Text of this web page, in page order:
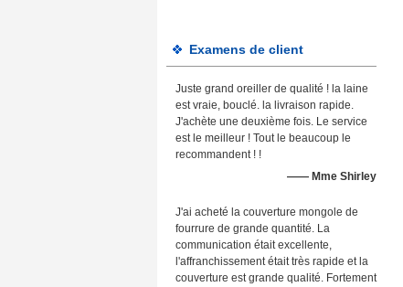
Examens de client
Juste grand oreiller de qualité ! la laine
est vraie, bouclé. la livraison rapide.
J'achète une deuxième fois. Le service
est le meilleur ! Tout le beaucoup le
recommandent ! !
—— Mme Shirley
J'ai acheté la couverture mongole de
fourrure de grande quantité. La
communication était excellente,
l'affranchissement était très rapide et la
couverture est grande qualité. Fortement